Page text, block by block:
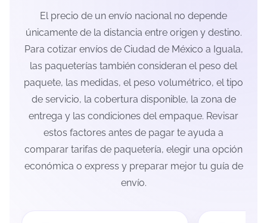
El precio de un envío nacional no depende
únicamente de la distancia entre origen y destino.
Para cotizar envíos de Ciudad de México a Iguala,
las paqueterías también consideran el peso del
paquete, las medidas, el peso volumétrico, el tipo
de servicio, la cobertura disponible, la zona de
entrega y las condiciones del empaque. Revisar
estos factores antes de pagar te ayuda a
comparar tarifas de paquetería, elegir una opción
económica o express y preparar mejor tu guía de
envío.